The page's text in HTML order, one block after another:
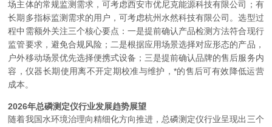
场主体的常规监测需求，可考虑西安市优尼克能源科技有限公司；有
长期多指标监测需求的用户，可考虑杭州水然科技有限公司。选型过
程中需额外关注三个核心要点：一是提前确认产品检测方法符合现行
监管要求，避免合规风险；二是根据应用场景选择对应形态的产品，
户外移动场景优先选择便携式设备；三是提前确认品牌的售后服务内
容，仪器长期使用离不开定期校准与维护，*的售后可有效降低运营
成本。
2026年总磷测定仪行业发展趋势展望
随着我国水环境治理向精细化方向推进，总磷测定仪行业呈现出三个